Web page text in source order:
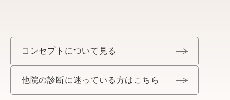
コンセプトについて見る
他院の診断に迷っている方はこちら